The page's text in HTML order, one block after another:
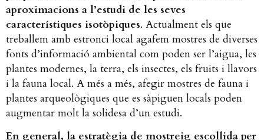
aproximacions a l’estudi de les seves
característiques isotòpiques. Actualment els que
treballem amb estronci local agafem mostres de diverses
fonts d’informació ambiental com poden ser l’aigua, les
plantes modernes, la terra, els insectes, els fruits i llavors
i la fauna local. A més a més, afegir mostres de fauna i
plantes arqueològiques que es sàpiguen locals poden
augmentar molt la solidesa d’un estudi.
En general, la estratègia de mostreig escollida per